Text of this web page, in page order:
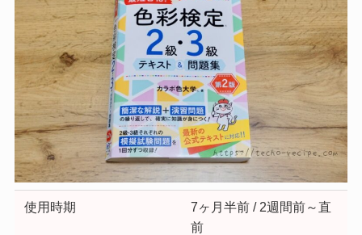
使用時期
7ヶ月半前 / 2週間前～直
前